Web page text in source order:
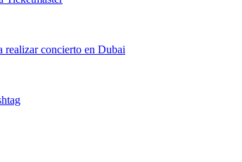
concierto en Dubai